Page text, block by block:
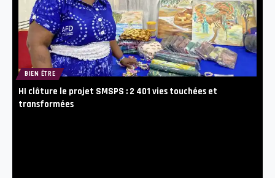
BIEN ÊTRE
HI clôture le projet SMSPS : 2 401 vies touchées et
transformées